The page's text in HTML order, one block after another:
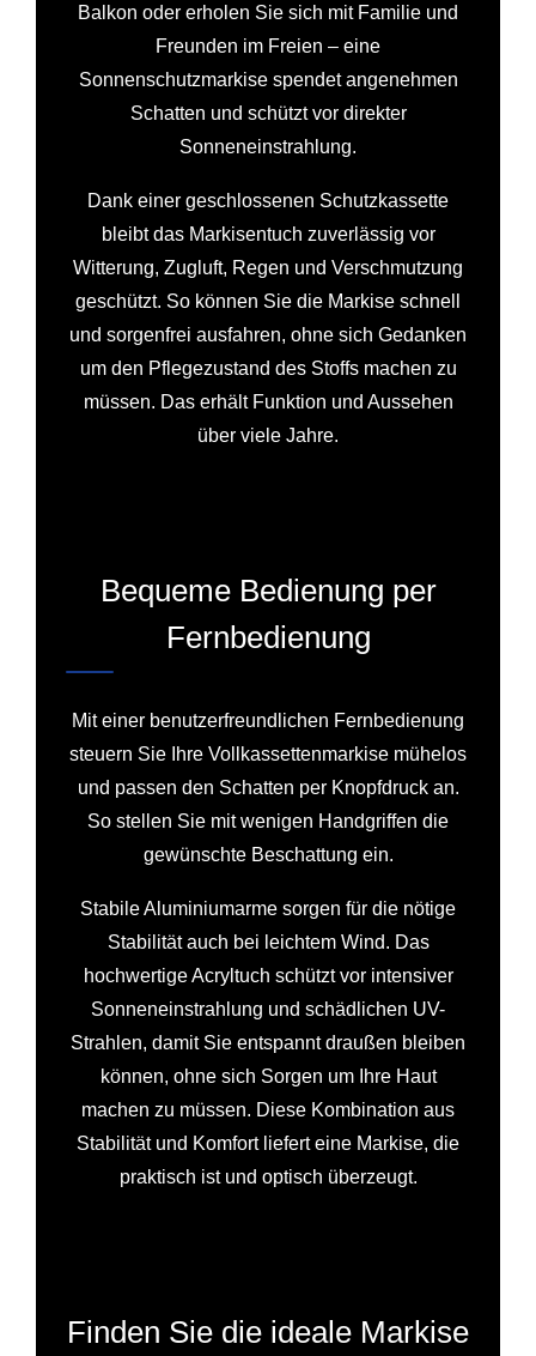
Balkon oder erholen Sie sich mit Familie und
Freunden im Freien – eine
Sonnenschutzmarkise spendet angenehmen
Schatten und schützt vor direkter
Sonneneinstrahlung.
Dank einer geschlossenen Schutzkassette
bleibt das Markisentuch zuverlässig vor
Witterung, Zugluft, Regen und Verschmutzung
geschützt. So können Sie die Markise schnell
und sorgenfrei ausfahren, ohne sich Gedanken
um den Pflegezustand des Stoffs machen zu
müssen. Das erhält Funktion und Aussehen
über viele Jahre.
Bequeme Bedienung per
Fernbedienung
Mit einer benutzerfreundlichen Fernbedienung
steuern Sie Ihre Vollkassettenmarkise mühelos
und passen den Schatten per Knopfdruck an.
So stellen Sie mit wenigen Handgriffen die
gewünschte Beschattung ein.
Stabile Aluminiumarme sorgen für die nötige
Stabilität auch bei leichtem Wind. Das
hochwertige Acryltuch schützt vor intensiver
Sonneneinstrahlung und schädlichen UV-
Strahlen, damit Sie entspannt draußen bleiben
können, ohne sich Sorgen um Ihre Haut
machen zu müssen. Diese Kombination aus
Stabilität und Komfort liefert eine Markise, die
praktisch ist und optisch überzeugt.
Finden Sie die ideale Markise